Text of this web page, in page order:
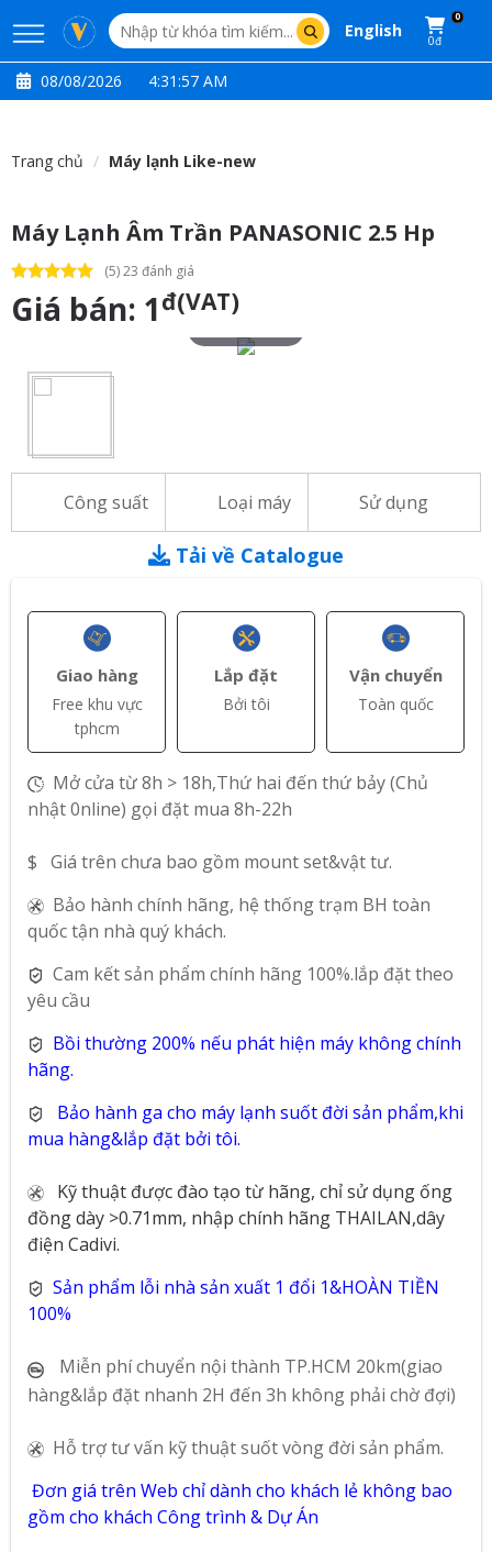
English
0
0đ
08/08/2026 4:31:57 AM
Trang chủ Máy lạnh Like-new
Máy Lạnh Âm Trần PANASONIC 2.5 Hp
(5) 23 đánh giá
Giá bán: 1đ(VAT)
Công suất Loại máy Sử dụng
Tải về Catalogue
Giao hàng
Free khu vực
tphcm
Lắp đặt
Bởi tôi
Vận chuyển
Toàn quốc
Mở cửa từ 8h > 18h,Thứ hai đến thứ bảy (Chủ
nhật 0nline) gọi đặt mua 8h-22h
$ Giá trên chưa bao gồm mount set&vật tư.
Bảo hành chính hãng, hệ thống trạm BH toàn
quốc tận nhà quý khách.
Cam kết sản phẩm chính hãng 100%.lắp đặt theo
yêu cầu
Bồi thường 200% nếu phát hiện máy không chính
hãng.
Bảo hành ga cho máy lạnh suốt đời sản phẩm,khi
mua hàng&lắp đặt bởi tôi.
Kỹ thuật được đào tạo từ hãng, chỉ sử dụng ống
đồng dày >0.71mm, nhập chính hãng THAILAN,dây
điện Cadivi.
Sản phẩm lỗi nhà sản xuất 1 đổi 1&HOÀN TIỀN
100%
Miễn phí chuyển nội thành TP.HCM 20km(giao
hàng&lắp đặt nhanh 2H đến 3h không phải chờ đợi)
Hỗ trợ tư vấn kỹ thuật suốt vòng đời sản phẩm.
Đơn giá trên Web chỉ dành cho khách lẻ không bao
gồm cho khách Công trình & Dự Án